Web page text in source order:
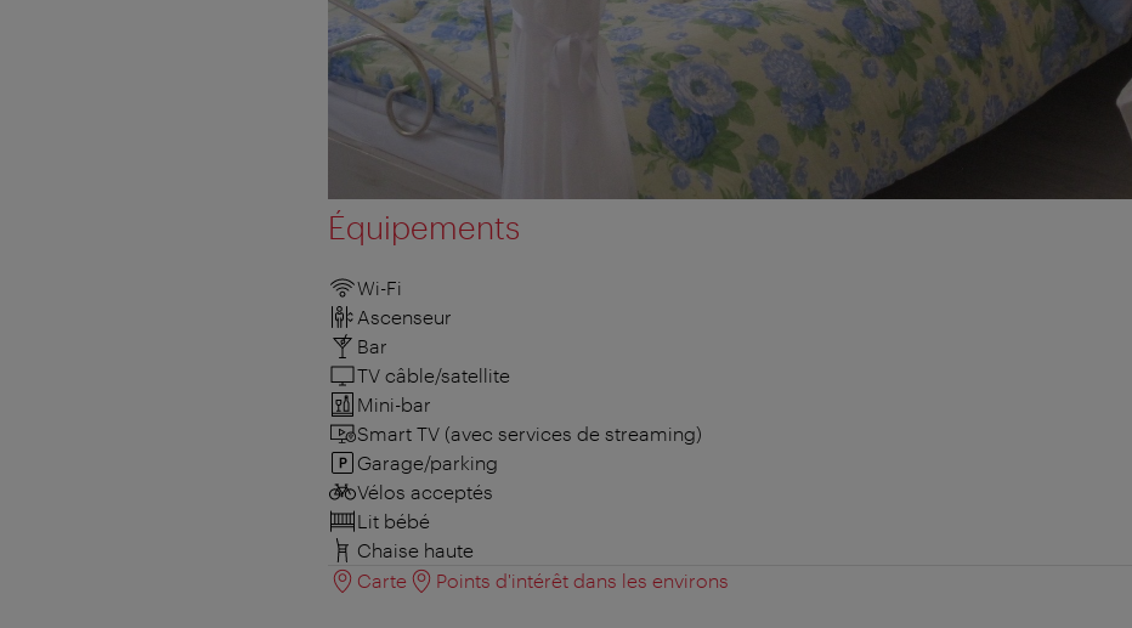
Équipements
Wi-Fi
Ascenseur
Bar
TV câble/satellite
Mini-bar
Smart TV (avec services de streaming)
Garage/parking
Vélos acceptés
Lit bébé
Chaise haute
Carte
Points d'intérêt dans les environs